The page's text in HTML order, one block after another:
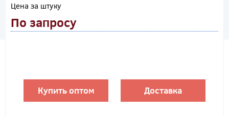
Цена за штуку
По запросу
Купить оптом Доставка